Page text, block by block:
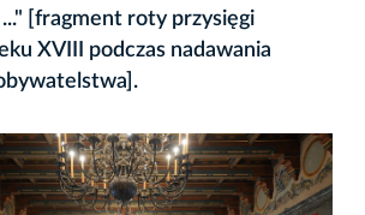
..." [fragment roty przysięgi
XVIII podczas nadawania